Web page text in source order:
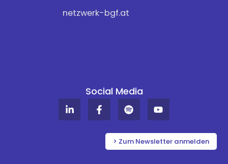
netzwerk-bgf.at
Social Media
L
i
n
F
a
c
S
p
o
t
i
f
Y
o
u
t
u
b
> Zum Newsletter anmelden